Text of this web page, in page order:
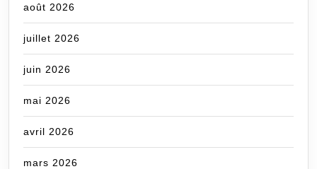
août 2026
juillet 2026
juin 2026
mai 2026
avril 2026
mars 2026